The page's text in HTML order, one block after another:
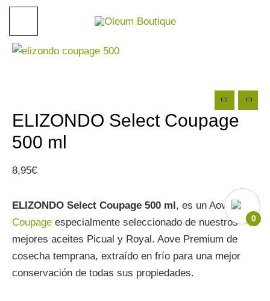
contenido
ELIZONDO Select Coupage
500 ml
8,95€
ELIZONDO Select Coupage 500 ml, es un Aove
Coupage especialmente seleccionado de nuestros
mejores aceites Picual y Royal. Aove Premium de
cosecha temprana, extraído en frío para una mejor
conservación de todas sus propiedades.
0